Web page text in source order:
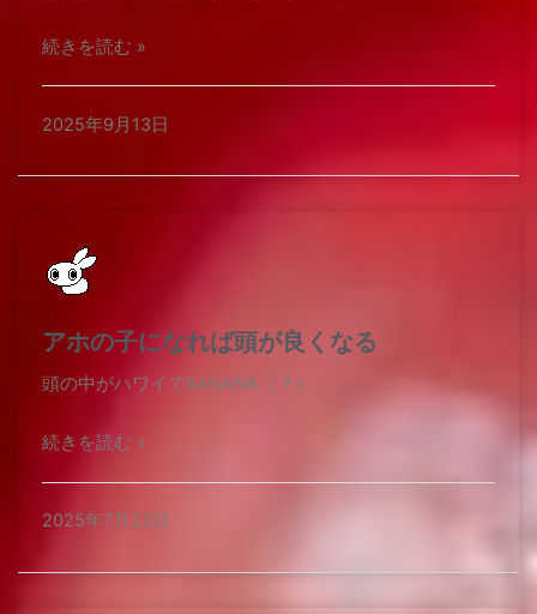
続きを読む »
2025年9月13日
アホの子になれば頭が良くなる
頭の中がハワイでBANANA（？）
続きを読む »
2025年7月22日